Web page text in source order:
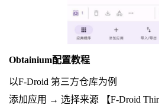
Obtainium配置教程
以F-Droid 第三方仓库为例
添加应用 → 选择来源 【F-Droid Third